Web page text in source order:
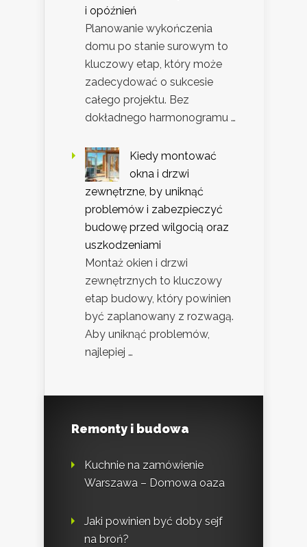
i opóźnień
Planowanie wykończenia
domu po stanie surowym to
kluczowy etap, który może
zadecydować o sukcesie
całego projektu. Bez
dokładnego harmonogramu …
Kiedy montować
okna i drzwi
zewnętrzne, by uniknąć
problemów i zabezpieczyć
budowę przed wilgocią oraz
uszkodzeniami
Montaż okien i drzwi
zewnętrznych to kluczowy
etap budowy, który powinien
być zaplanowany z rozwagą.
Aby uniknąć problemów,
najlepiej …
Remonty i budowa
Kuchnie na zamówienie
Warszawa – Domowa oaza
Jaki powinien być doby sejf
na broń?